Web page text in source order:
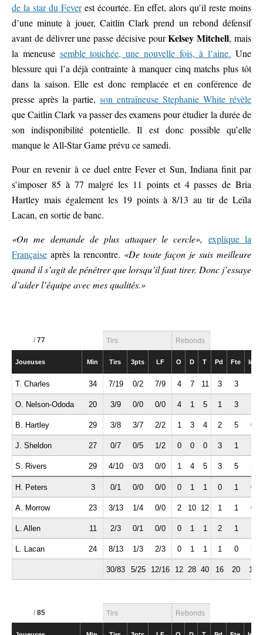
de la star du Feverest écourtée. En effet, alors qu’il reste moins
d’une minute à jouer, Caitlin Clark prend un rebond défensif
avant de délivrer une passe décisive pourKelsey Mitchell, mais
la meneuse semble touchée, une nouvelle fois, à l’aine. Une
blessure qui l’a déjà contrainte à manquer cinq matchs plus tôt
dans la saison. Elle est donc remplacée et en conférence de
presse après la partie, son entraîneuse Stephanie White révèle
que Caitlin Clark va passer des examens pour étudier la durée de
son indisponibilité potentielle. Il est donc possible qu’elle
manque le All-Star Game prévu ce samedi.
Pour en revenir à ce duel entre Fever et Sun, Indiana finit par
s’imposer 85 à 77 malgré les 11 points et 4 passes de Bria
Hartley mais également les 19 points à 8/13 au tir de Leïla
Lacan, en sortie de banc.
«On me demande de plus attaquer le cercle», explique la
Française après la rencontre. «De toute façon je suis meilleure
quand il s’agit de pénétrer que lorsqu’il faut tirer. Donc j’essaye
d’aider l’équipe avec mes qualités.»
/ 77 Tirs Rebonds
Joueuses Min Tirs 3pts LF O D T Pd Fte Int
T. Charles 34 7/19 0/2 7/9 4 7 11 3 3
O. Nelson-Ododa 20 3/9 0/0 0/0 4 1 5 1 3
B. Hartley 29 3/8 3/7 2/2 1 3 4 2 5 0
J. Sheldon 27 0/7 0/5 1/2 0 0 0 3 1
S. Rivers 29 4/10 0/3 0/0 1 4 5 3 5
H. Peters 3 0/1 0/0 0/0 0 1 1 0 1 0
A. Morrow 23 3/13 1/4 0/0 2 10 12 1 1 0
L. Allen 11 2/3 0/1 0/0 0 1 1 2 1
L. Lacan 24 8/13 1/3 2/3 0 1 1 1 0 3
30/83 5/25 12/16 12 28 40 16 20 10
/ 85 Tirs Rebonds